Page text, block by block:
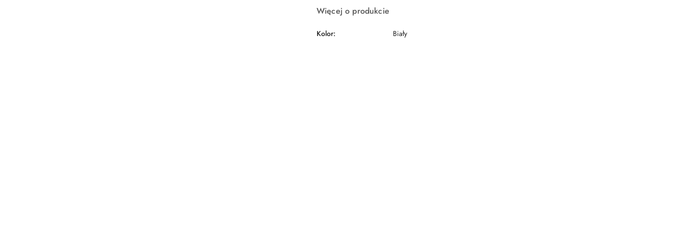
Więcej o produkcie
Kolor: Biały